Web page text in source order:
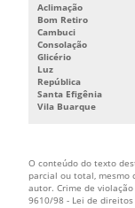
Aclimação
Bom Retiro
Cambuci
Consolação
Glicério
Luz
República
Santa Efigênia
Vila Buarque
O conteúdo do texto
parcial ou total, mesmo
autor. Crime de
9610/98 - Lei de